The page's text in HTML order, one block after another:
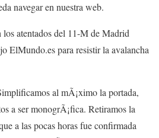
navegar en nuestra web.
los atentados del 11-M de Madrid
ElMundo.es para resistir la avalancha
al mÃ¡ximo la portada,
a ser monogrÃ¡fica. Retiramos la
a las pocas horas fue confirmada